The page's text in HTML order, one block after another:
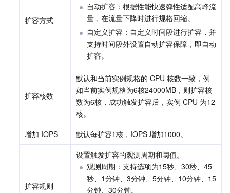
扩容方式
自动扩容：根据性能快速弹性适配高峰流
量，在流量下降时进行规格回缩。
自定义扩容：自定义时间段进行扩容，并
支持时间段外设置自动扩容保障，即自动
扩容。
扩容核数
默认和当前实例规格的 CPU 核数一致，例
如当前实例规格为6核24000MB，则扩容核
数为6核，成功触发扩容后，实例 CPU 为12
核。
增加 IOPS
默认每扩容1核，IOPS 增加1000。
扩容规则
设置触发扩容的观测周期和阈值。
观测周期：支持选项为15秒、30秒、45
秒、1分钟、3分钟、5分钟、10分钟、15
分钟、30分钟。